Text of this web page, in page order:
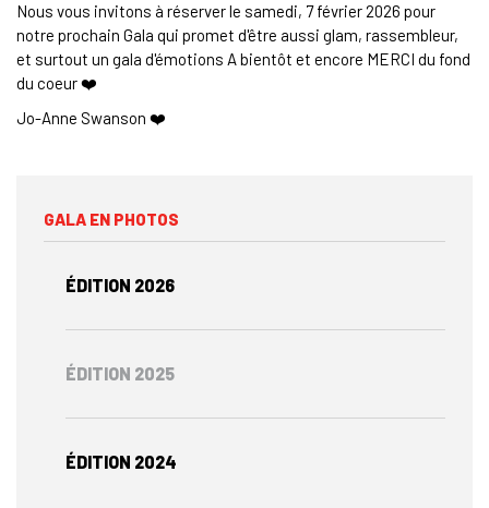
Nous vous invitons à réserver le samedi, 7 février 2026 pour
notre prochain Gala qui promet d'être aussi glam, rassembleur,
et surtout un gala d'émotions A bientôt et encore MERCI du fond
du coeur ❤️
Jo-Anne Swanson ❤️
GALA EN PHOTOS
ÉDITION 2026
ÉDITION 2025
ÉDITION 2024